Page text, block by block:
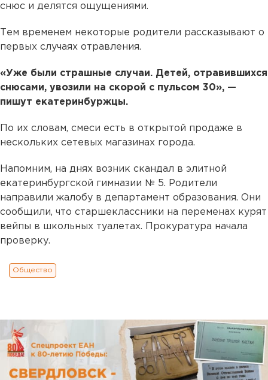
снюс и делятся ощущениями.
Тем временем некоторые родители рассказывают о
первых случаях отравления.
«Уже были страшные случаи. Детей, отравившихся
снюсами, увозили на скорой с пульсом 30», —
пишут екатеринбуржцы.
По их словам, смеси есть в открытой продаже в
нескольких сетевых магазинах города.
Напомним, на днях возник скандал в элитной
екатеринбургской гимназии № 5. Родители
направили жалобу в департамент образования. Они
сообщили, что старшеклассники на переменах курят
вейпы в школьных туалетах. Прокуратура начала
проверку.
Общество